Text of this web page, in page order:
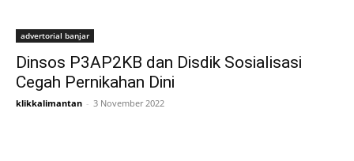
advertorial banjar
Dinsos P3AP2KB dan Disdik Sosialisasi
Cegah Pernikahan Dini
klikkalimantan - 3 November 2022